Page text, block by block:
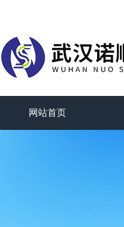
网站首页